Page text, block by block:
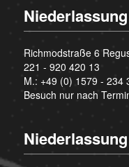
Richmodstraße 6
221 - 920 420 13
M.: +49 (0) 1579 - 234
Besuch nur nach